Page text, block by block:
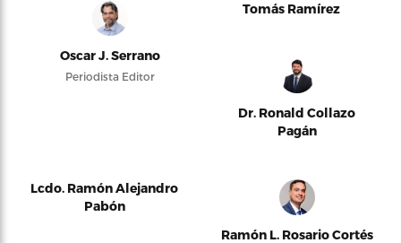
Oscar J. Serrano
Periodista Editor
Tomás Ramírez
Dr. Ronald Collazo
Pagán
Lcdo. Ramón Alejandro
Pabón
Ramón L. Rosario Cortés